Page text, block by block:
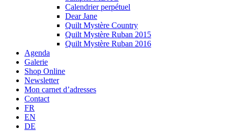
Calendrier perpétuel
Dear Jane
Quilt Mystère Country
Quilt Mystère Ruban 2015
Quilt Mystère Ruban 2016
Agenda
Galerie
Shop Online
Newsletter
Mon carnet d’adresses
Contact
FR
EN
DE